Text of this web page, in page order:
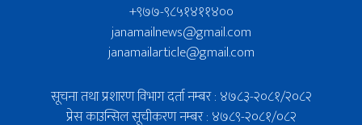
+९७७-९८५१४११४००
janamailnews@gmail.com
janamailarticle@gmail.com
सूचना तथा प्रशारण विभाग दर्ता नम्बर : ४७८३-२०८१/२०८२
प्रेस काउन्सिल सूचीकरण नम्बर : ४७८९-२०८१/०८२